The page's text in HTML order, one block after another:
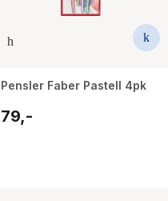
Pensler Faber Pastell 4pk
79,-